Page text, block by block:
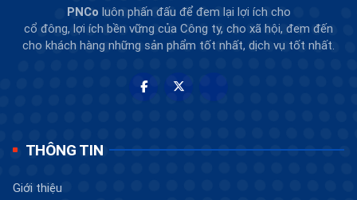
PNCo luôn phấn đấu để đem lại lợi ích cho
cổ đông, lợi ích bền vững của Công ty, cho xã hội, đem đến
cho khách hàng những sản phẩm tốt nhất, dịch vụ tốt nhất.
THÔNG TIN
Giới thiệu